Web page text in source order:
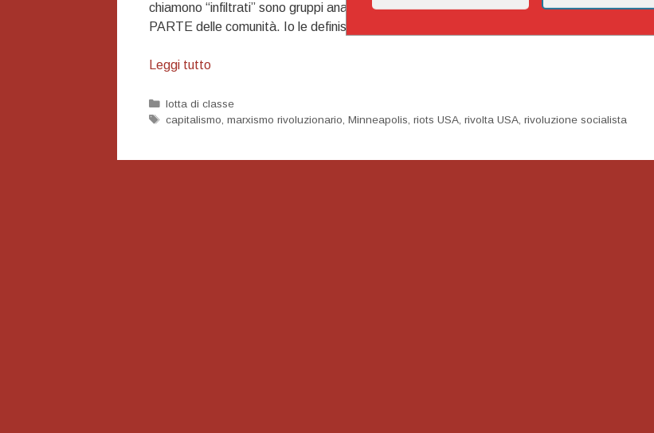
chiamono “infiltrati” sono gruppi anarchici, marxisti rivoluzionari che semplicemente FANNO
PARTE delle comunità. Io le definisco avanguardie di lotta.
Leggi tuttoLa
in
USA,
di
Categorie
lotta di classe
Tag
capitalismo,marxismo rivoluzionario,Minneapolis,riots USA,rivolta USA,rivoluzione socialista